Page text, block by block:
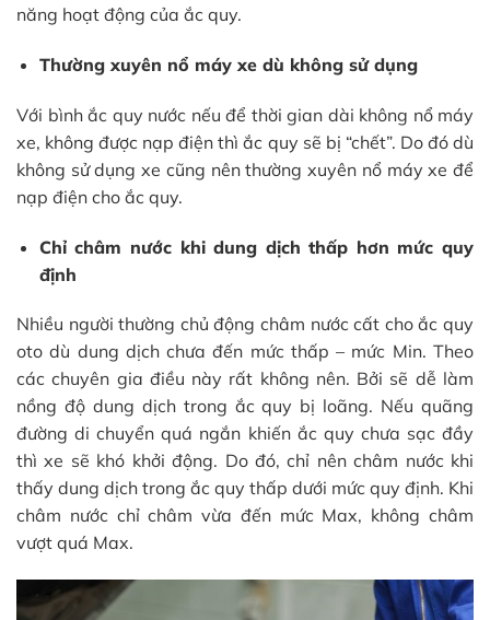
năng hoạt động của ắc quy.
Thường xuyên nổ máy xe dù không sử dụng
Với bình ắc quy nước nếu để thời gian dài không nổ máy
xe, không được nạp điện thì ắc quy sẽ bị “chết”. Do đó dù
không sử dụng xe cũng nên thường xuyên nổ máy xe để
nạp điện cho ắc quy.
Chỉ châm nước khi dung dịch thấp hơn mức quy
định
Nhiều người thường chủ động châm nước cất cho ắc quy
oto dù dung dịch chưa đến mức thấp – mức Min. Theo
các chuyên gia điều này rất không nên. Bởi sẽ dễ làm
nồng độ dung dịch trong ắc quy bị loãng. Nếu quãng
đường di chuyển quá ngắn khiến ắc quy chưa sạc đầy
thì xe sẽ khó khởi động. Do đó, chỉ nên châm nước khi
thấy dung dịch trong ắc quy thấp dưới mức quy định. Khi
châm nước chỉ châm vừa đến mức Max, không châm
vượt quá Max.